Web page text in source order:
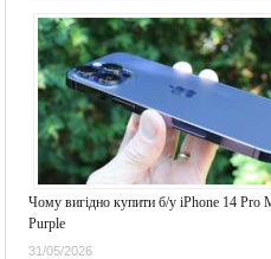
Чому вигідно купити б/у iPhone 14 Pro
Purple
31/05/2026